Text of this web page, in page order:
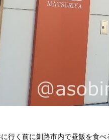
行く前に釧路市内で昼飯を食